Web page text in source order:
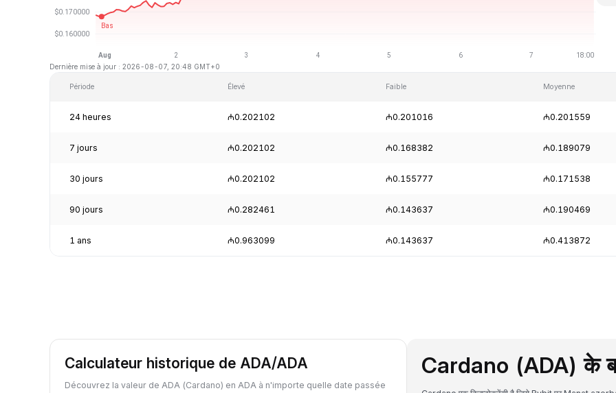
Dernière mise à jour : 2026-08-07, 20:48 GMT+0
Période Élevé Faible Moyenne
24 heures ₼0.202102 ₼0.201016 ₼0.201559
7 jours ₼0.202102 ₼0.168382 ₼0.189079
30 jours ₼0.202102 ₼0.155777 ₼0.171538
90 jours ₼0.282461 ₼0.143637 ₼0.190469
1 ans ₼0.963099 ₼0.143637 ₼0.413872
Calculateur historique de ADA/ADA
Découvrez la valeur de ADA (Cardano) en ADA à n'importe quelle date passée
Cardano (ADA) के